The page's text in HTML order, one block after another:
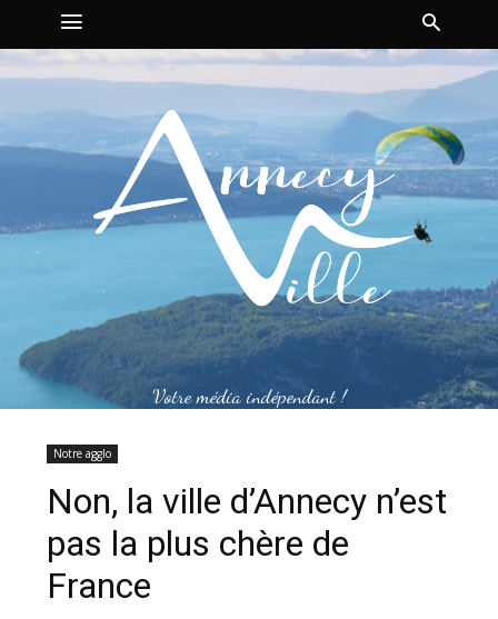
Votre média indépendant !
Notre agglo
Non, la ville d’Annecy n’est
pas la plus chère de
France